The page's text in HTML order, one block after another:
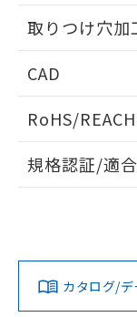
取りつけ穴加
CAD
ドすることが
ダウンロードデー
みください。
ソフトウェアの使用
RoHS/
EU RoHS 注意
対応済み
規格認証/適
カタログ/
既に当
している
り、2022